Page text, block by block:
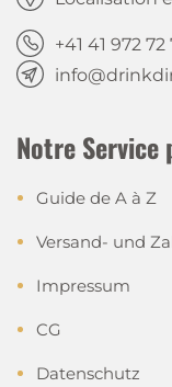
+41 41 972 72
Notre
Guide de A à Z
Versand- und
Impressum
CG
Datenschutz